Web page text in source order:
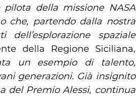
della missione NASA
che, partendo dalla nostra
spaziale
della Regione Siciliana,
un esempio di talento,
generazioni. Già insignito
del Premio Alessi, continua